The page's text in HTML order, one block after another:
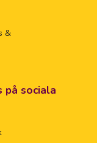
&
på sociala